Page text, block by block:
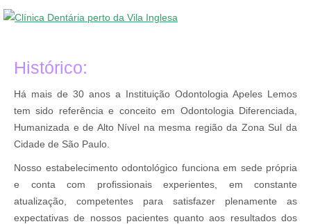
Histórico:
Há mais de 30 anos a Instituição Odontologia Apeles Lemos
tem sido referência e conceito em Odontologia Diferenciada,
Humanizada e de Alto Nível na mesma região da Zona Sul da
Cidade de São Paulo.
Nosso estabelecimento odontológico funciona em sede própria
e conta com profissionais experientes, em constante
atualização, competentes para satisfazer plenamente as
expectativas de nossos pacientes quanto aos resultados dos